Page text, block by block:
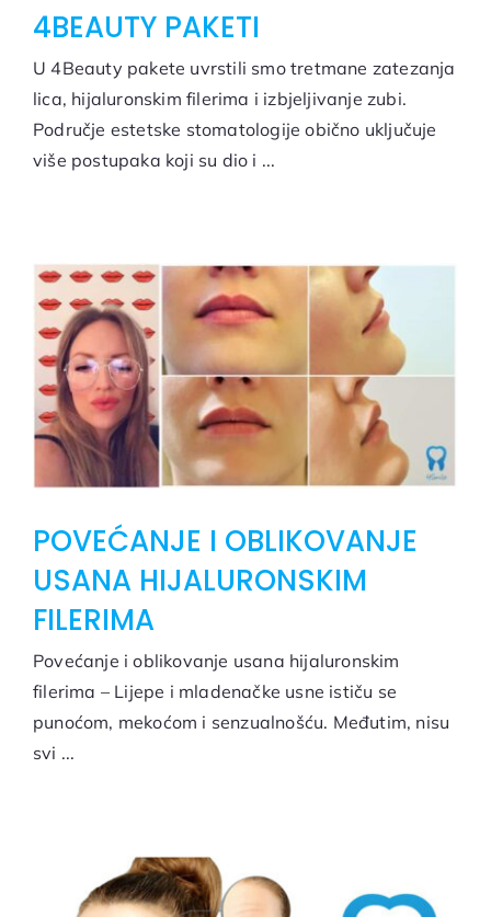
4BEAUTY PAKETI
U 4Beauty pakete uvrstili smo tretmane zatezanja
lica, hijaluronskim filerima i izbjeljivanje zubi.
Područje estetske stomatologije obično uključuje
više postupaka koji su dio i ...
POVEĆANJE I OBLIKOVANJE
USANA HIJALURONSKIM
FILERIMA
Povećanje i oblikovanje usana hijaluronskim
filerima – Lijepe i mladenačke usne ističu se
punoćom, mekoćom i senzualnošću. Međutim, nisu
svi ...